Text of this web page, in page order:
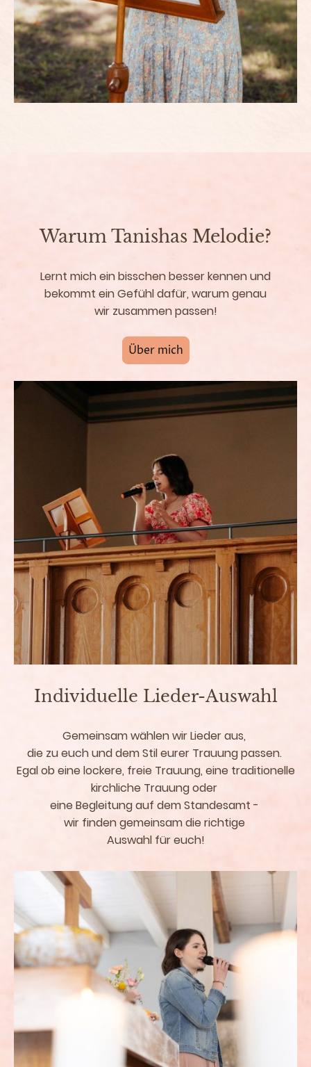
Warum Tanishas Melodie?
Lernt mich ein bisschen besser kennen und
bekommt ein Gefühl dafür, warum genau
wir zusammen passen!
Über mich
Individuelle Lieder-Auswahl
Gemeinsam wählen wir Lieder aus,
die zu euch und dem Stil eurer Trauung passen.
Egal ob eine lockere, freie Trauung, eine traditionelle
kirchliche Trauung oder
eine Begleitung auf dem Standesamt -
wir finden gemeinsam die richtige
Auswahl für euch!